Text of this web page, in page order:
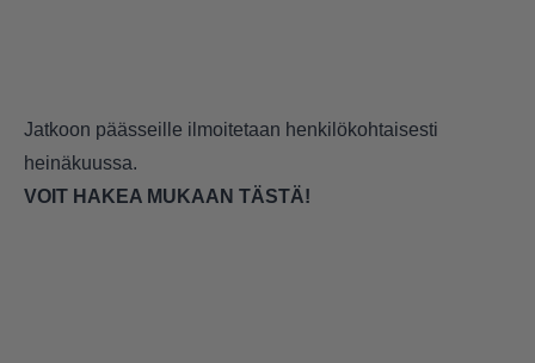
Jatkoon päässeille ilmoitetaan henkilökohtaisesti
heinäkuussa.
VOIT HAKEA MUKAAN TÄSTÄ!